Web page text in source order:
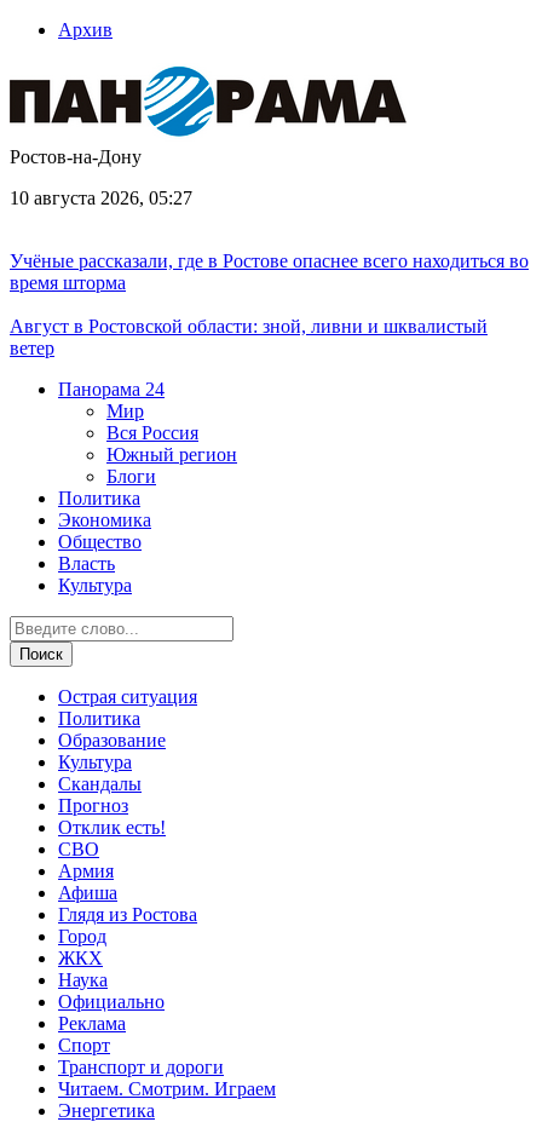
Архив
Ростов-на-Дону
10 августа 2026, 05:27
Учёные рассказали, где в Ростове опаснее всего находиться во
время шторма
Август в Ростовской области: зной, ливни и шквалистый
ветер
Панорама 24
Мир
Вся Россия
Южный регион
Блоги
Политика
Экономика
Общество
Власть
Культура
Острая ситуация
Политика
Образование
Культура
Скандалы
Прогноз
Отклик есть!
СВО
Армия
Афиша
Глядя из Ростова
Город
ЖКХ
Наука
Официально
Реклама
Спорт
Транспорт и дороги
Читаем. Смотрим. Играем
Энергетика